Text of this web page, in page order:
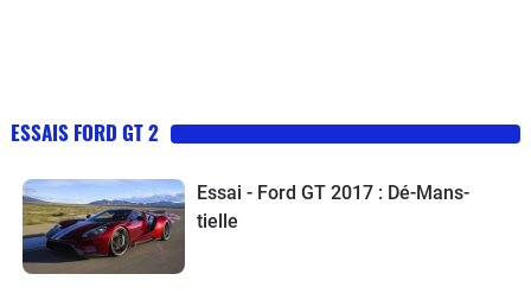
ESSAIS FORD GT 2
Essai - Ford GT 2017 : Dé-Mans-
tielle